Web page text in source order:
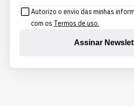
Autorizo o envio das minhas
com os Termos de uso.
Assinar